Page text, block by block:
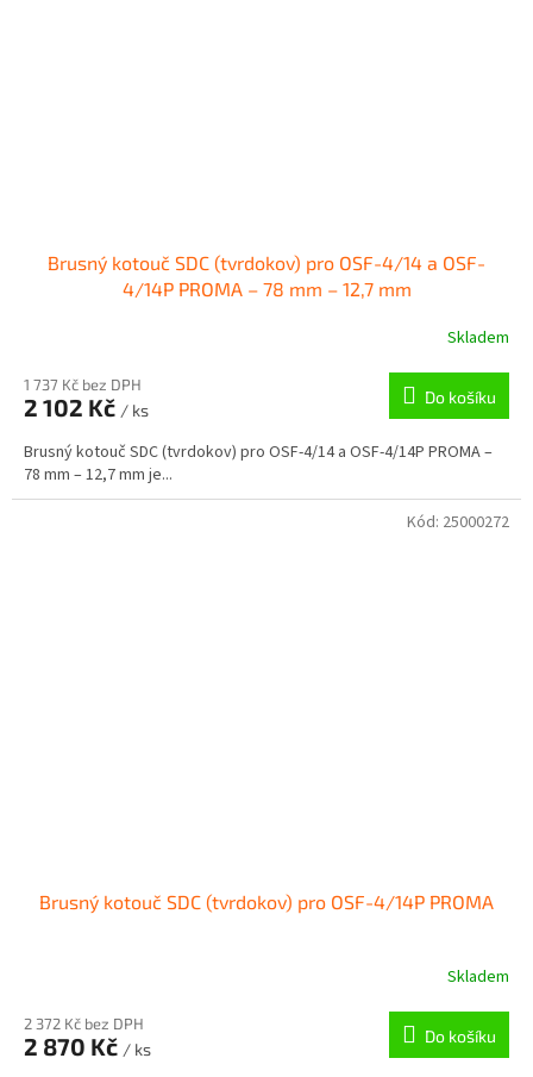
Brusný kotouč SDC (tvrdokov) pro OSF-4/14 a OSF-
4/14P PROMA – 78 mm – 12,7 mm
Skladem
1 737 Kč bez DPH
2 102 Kč / ks
Do košíku
Brusný kotouč SDC (tvrdokov) pro OSF-4/14 a OSF-4/14P PROMA –
78 mm – 12,7 mm je...
Brusný kotouč SDC (tvrdokov) pro OSF-4/14P PROMA
Skladem
2 372 Kč bez DPH
2 870 Kč / ks
Do košíku
Kód: 25000272